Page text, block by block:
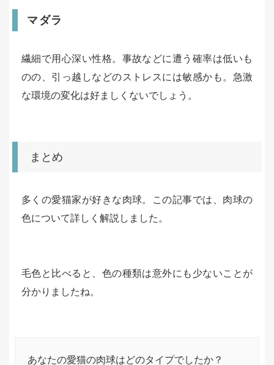
マダラ
繊細で用心深い性格。事故などに遭う確率は低いも
のの、引っ越しなどのストレスには敏感かも。急激
な環境の変化は好ましくないでしょう。
まとめ
多くの愛猫家が好きな肉球。この記事では、肉球の
色について詳しく解説しました。
毛色と比べると、色の種類は意外にも少ないことが
分かりましたね。
あなたの愛猫の肉球はどのタイプでしたか？